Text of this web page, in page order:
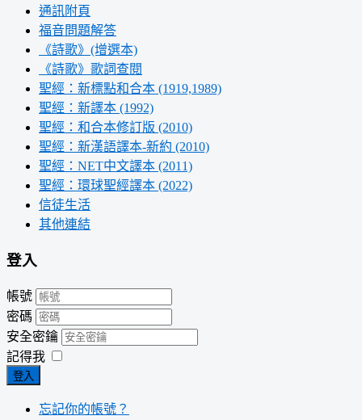
通訊附頁
福音問題解答
《詩歌》(增選本)
《詩歌》歌詞查閱
聖經：新標點和合本 (1919,1989)
聖經：新譯本 (1992)
聖經：和合本修訂版 (2010)
聖經：新漢語譯本-新約 (2010)
聖經：NET中文譯本 (2011)
聖經：環球聖經譯本 (2022)
信徒生活
其他連結
登入
帳號
密碼
安全密鑰
記得我
登入
忘記你的帳號？